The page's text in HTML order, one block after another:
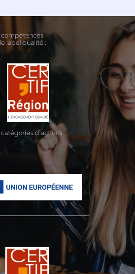
label qualité :
d’actions